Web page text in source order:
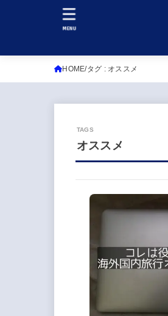
MENU
HOME タグ : オススメ
オススメ